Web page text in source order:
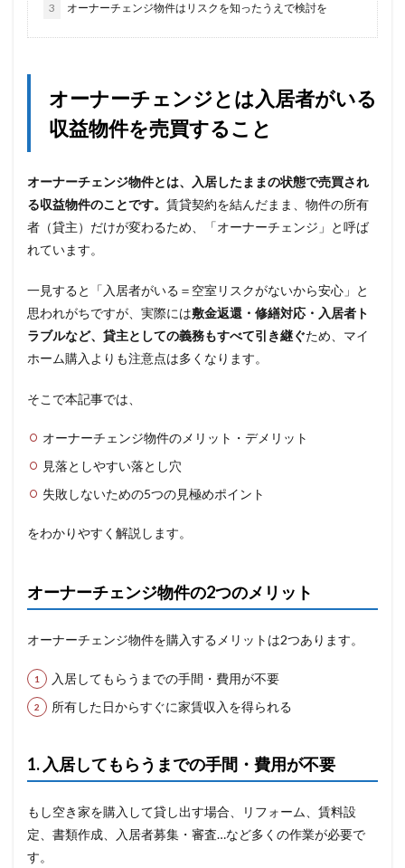
3 オーナーチェンジ物件はリスクを知ったうえで検討を
オーナーチェンジとは入居者がいる
収益物件を売買すること
オーナーチェンジ物件とは、入居したままの状態で売買され
る収益物件のことです。 賃貸契約を結んだまま、物件の所有
者（貸主）だけが変わるため、「オーナーチェンジ」と呼ば
れています。
一見すると「入居者がいる＝空室リスクがないから安心」と
思われがちですが、実際には敷金返還・修繕対応・入居者ト
ラブルなど、貸主としての義務もすべて引き継ぐため、マイ
ホーム購入よりも注意点は多くなります。
そこで本記事では、
オーナーチェンジ物件のメリット・デメリット
見落としやすい落とし穴
失敗しないための5つの見極めポイント
をわかりやすく解説します。
オーナーチェンジ物件の2つのメリット
オーナーチェンジ物件を購入するメリットは2つあります。
入居してもらうまでの手間・費用が不要
所有した日からすぐに家賃収入を得られる
1. 入居してもらうまでの手間・費用が不要
もし空き家を購入して貸し出す場合、リフォーム、賃料設
定、書類作成、入居者募集・審査…など多くの作業が必要で
す。